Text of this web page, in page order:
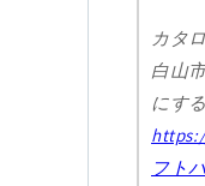
カタ
白山
にす
フト